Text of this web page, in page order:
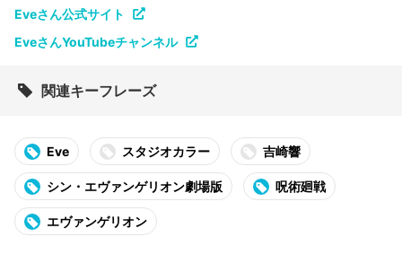
Eveさん公式サイト
EveさんYouTubeチャンネル
関連キーフレーズ
Eve スタジオカラー 吉崎響
シン・エヴァンゲリオン劇場版 呪術廻戦
エヴァンゲリオン